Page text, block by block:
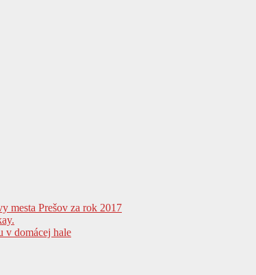
mesta Prešov za rok 2017
v domácej hale